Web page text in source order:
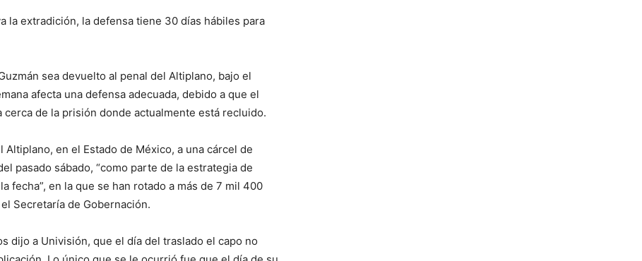
la extradición, la defensa tiene 30 días hábiles para
sea devuelto al penal del Altiplano, bajo el
afecta una defensa adecuada, debido a que el
de la prisión donde actualmente está recluido.
en el Estado de México, a una cárcel de
pasado sábado, “como parte de la estrategia de
fecha”, en la que se han rotado a más de 7 mil 400
Secretaría de Gobernación.
dijo a Univisión, que el día del traslado el capo no